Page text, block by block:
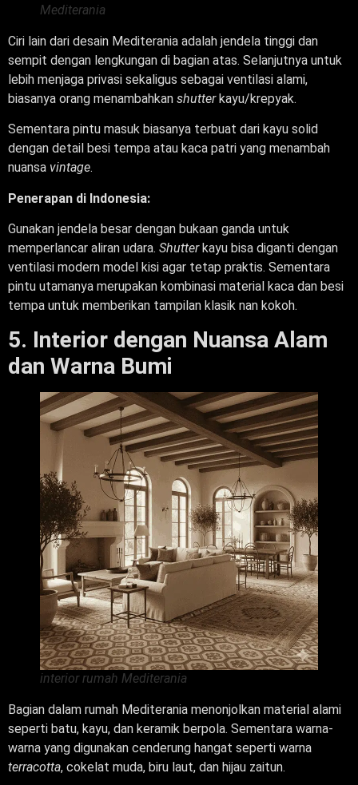
Mediterania
Ciri lain dari desain Mediterania adalah jendela tinggi dan
sempit dengan lengkungan di bagian atas. Selanjutnya untuk
lebih menjaga privasi sekaligus sebagai ventilasi alami,
biasanya orang menambahkan shutterkayu/krepyak.
Sementara pintu masuk biasanya terbuat dari kayu solid
dengan detail besi tempa atau kaca patri yang menambah
nuansa vintage.
Penerapan di Indonesia:
Gunakan jendela besar dengan bukaan ganda untuk
memperlancar aliran udara. Shutterkayu bisa diganti dengan
ventilasi modern model kisi agar tetap praktis. Sementara
pintu utamanya merupakan kombinasi material kaca dan besi
tempa untuk memberikan tampilan klasik nan kokoh.
5. Interior dengan Nuansa Alam
dan Warna Bumi
interior rumah Mediterania
Bagian dalam rumah Mediterania menonjolkan material alami
seperti batu, kayu, dan keramik berpola. Sementara warna-
warna yang digunakan cenderung hangat seperti warna
terracotta, cokelat muda, biru laut, dan hijau zaitun.